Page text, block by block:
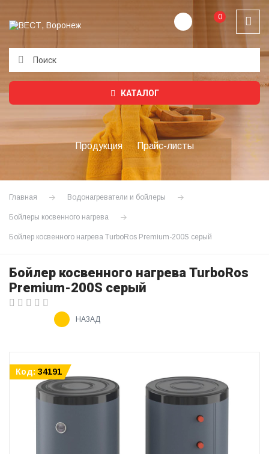
0
КАТАЛОГ
Продукция Прайс-листы
Главная Водонагреватели и бойлеры
Бойлеры косвенного нагрева
Бойлер косвенного нагрева TurboRos Premium-200S серый
Бойлер косвенного нагрева TurboRos
Premium-200S серый
НАЗАД
Код: 34191